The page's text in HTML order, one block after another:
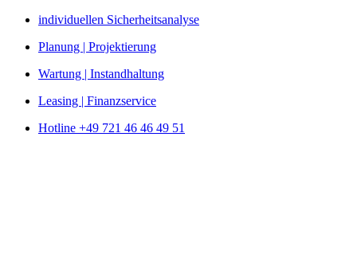
Zum
springen
individuellen Sicherheitsanalyse
Planung | Projektierung
Wartung | Instandhaltung
Leasing | Finanzservice
Hotline +49 721 46 46 49 51